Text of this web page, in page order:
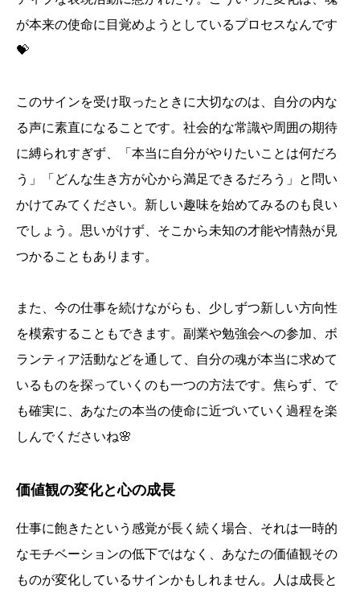
が本来の使命に目覚めようとしているプロセスなんです
💝
このサインを受け取ったときに大切なのは、自分の内な
る声に素直になることです。社会的な常識や周囲の期待
に縛られすぎず、「本当に自分がやりたいことは何だろ
う」「どんな生き方が心から満足できるだろう」と問い
かけてみてください。新しい趣味を始めてみるのも良い
でしょう。思いがけず、そこから未知の才能や情熱が見
つかることもあります。
また、今の仕事を続けながらも、少しずつ新しい方向性
を模索することもできます。副業や勉強会への参加、ボ
ランティア活動などを通して、自分の魂が本当に求めて
いるものを探っていくのも一つの方法です。焦らず、で
も確実に、あなたの本当の使命に近づいていく過程を楽
しんでくださいね🌸
価値観の変化と心の成長
仕事に飽きたという感覚が長く続く場合、それは一時的
なモチベーションの低下ではなく、あなたの価値観その
ものが変化しているサインかもしれません。人は成長と